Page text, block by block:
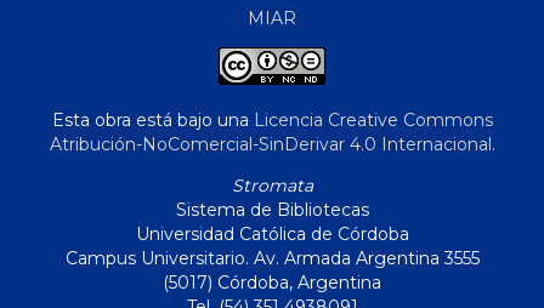
MIAR
Esta obra está bajo una Licencia Creative Commons
Atribución-NoComercial-SinDerivar 4.0 Internacional.
Stromata
Sistema de Bibliotecas
Universidad Católica de Córdoba
Campus Universitario. Av. Armada Argentina 3555
(5017) Córdoba, Argentina